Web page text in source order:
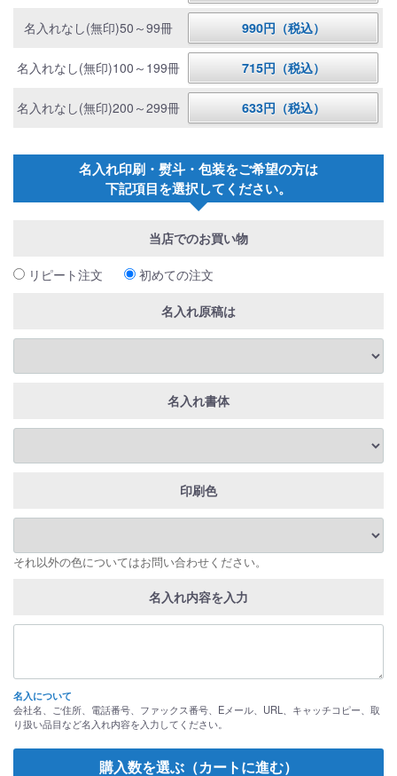
名入れなし(無印)50～99冊 990円（税込）
名入れなし(無印)100～199冊 715円（税込）
名入れなし(無印)200～299冊 633円（税込）
名入れ印刷・熨斗・包装をご希望の方は
下記項目を選択してください。
当店でのお買い物
リピート注文 初めての注文
名入れ原稿は
名入れ書体
印刷色
それ以外の色についてはお問い合わせください。
名入れ内容を入力
名入について
会社名、ご住所、電話番号、ファックス番号、Eメール、URL、キャッチコピー、取
り扱い品目など名入れ内容を入力してください。